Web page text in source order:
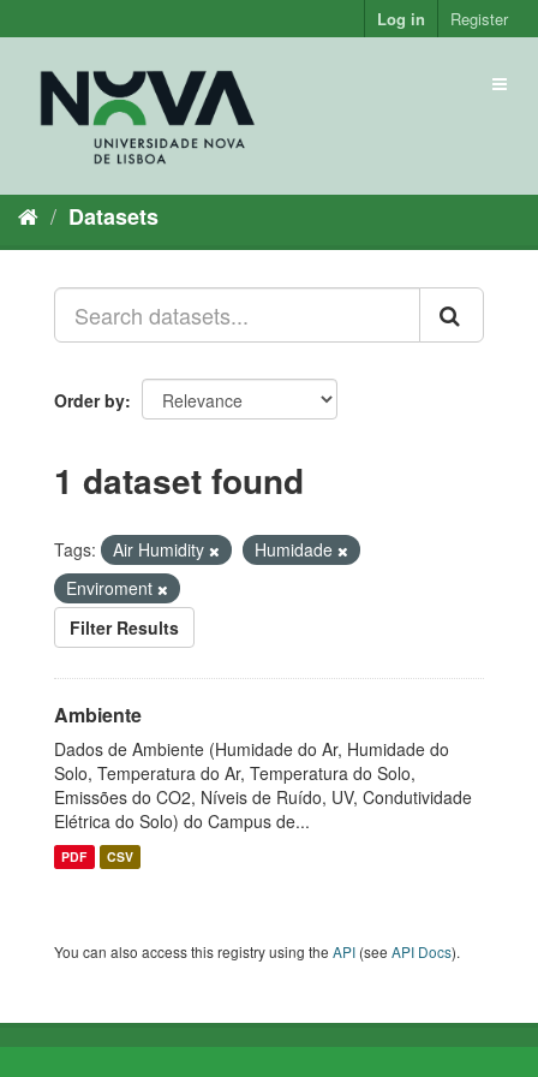
to
Log in Register
Datasets
Order by
1 dataset found
Tags: Air Humidity
Humidade
Enviroment
Filter Results
Ambiente
Dados de Ambiente (Humidade do Ar, Humidade do
Solo, Temperatura do Ar, Temperatura do Solo,
Emissões do CO2, Níveis de Ruído, UV, Condutividade
Elétrica do Solo) do Campus de...
PDF CSV
You can also access this registry using the API (see API Docs).